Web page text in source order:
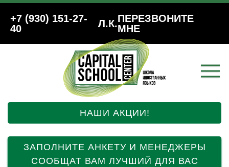
+7 (930) 151-27-
40
Л.К.ПЕРЕЗВОНИТЕ
МНЕ
НАШИ АКЦИИ!
ЗАПОЛНИТЕ АНКЕТУ И МЕНЕДЖЕРЫ
СООБЩАТ ВАМ ЛУЧШИЙ ДЛЯ ВАС